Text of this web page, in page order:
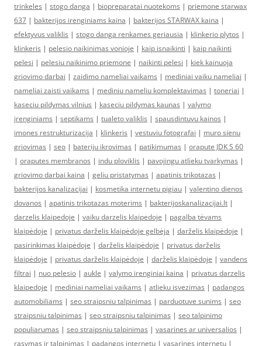
trinkeles | stogo danga | biopreparatai nuotekoms | priemone starwax
637 | bakterijos irenginiams kaina | bakterijos STARWAX kaina |
efektyvus valiklis | stogo danga renkames geriausia | klinkerio plytos |
klinkeris | pelesio naikinimas vonioje | kaip isnaikinti | kaip naikinti
pelesi | pelesiu naikinimo priemone | naikinti pelesi | kiek kainuoja
griovimo darbai | zaidimo nameliai vaikams | mediniai vaiku nameliai |
nameliai zaisti vaikams | mediniu nameliu komplektavimas | toneriai |
kaseciu pildymas vilnius | kaseciu pildymas kaunas | valymo
įrenginiams | septikams | tualeto valiklis | spausdintuvu kainos |
imones restrukturizacija | klinkeris | vestuviu fotografai | muro sienu
griovimas | seo | bateriju ikrovimas | patikimumas | orapute JDK S 60
| oraputes membranos | indu ploviklis | pavojingu atlieku tvarkymas |
griovimo darbai kaina | geliu pristatymas | apatinis trikotazas |
bakterijos kanalizacijai | kosmetika internetu pigiau | valentino dienos
dovanos | apatinis trikotazas moterims | bakterijoskanalizacijai.lt |
darzelis klaipedoje | vaiku darzelis klaipedoje | pagalba tėvams
klaipėdoje | privatus darželis klaipėdoje gelbėja | darželis klaipėdoje |
pasirinkimas klaipėdoje | darželis klaipėdoje | privatus darželis
klaipėdoje | privatus darželis klaipėdoje | darželis klaipėdoje | vandens
filtrai | nuo pelesio | aukle | valymo irenginiai kaina | privatus darzelis
klaipedoje | mediniai nameliai vaikams | atlieku isvezimas | padangos
automobiliams | seo straipsniu talpinimas | parduotuve sunims | seo
straipsniu talpinimas | seo straipsniu talpinimas | seo talpinimo
populiarumas | seo straipsniu talpinimas | vasarines ar universalios |
rasymas ir talpinimas | padangos internetu | vasarines internetu |